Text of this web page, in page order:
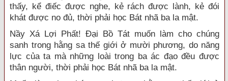
thấy, kể điếc được nghe, kẻ rách được lành, kẻ đói
khát được no đủ, thời phải học Bát nhã ba la mật.
Nầy Xá Lợi Phất! Đại Bồ Tát muốn làm cho chúng
sanh trong hằng sa thế giới ở mười phương, do năng
lực của ta mà những loài trong ba ác đạo đều được
thân người, thời phải học Bát nhã ba la mật.